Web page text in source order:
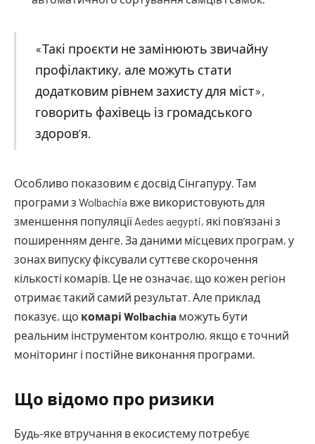
«Такі проєкти не замінюють звичайну
профілактику, але можуть стати
додатковим рівнем захисту для міст»,
говорить фахівець із громадського
здоров’я.
Особливо показовим є досвід Сінгапуру. Там
програми з Wolbachia вже використовують для
зменшення популяції Aedes aegypti, які пов’язані з
поширенням денге. За даними місцевих програм, у
зонах випуску фіксували суттєве скорочення
кількості комарів. Це не означає, що кожен регіон
отримає такий самий результат. Але приклад
показує, що комарі Wolbachia можуть бути
реальним інструментом контролю, якщо є точний
моніторинг і постійне виконання програми.
Що відомо про ризики
Будь-яке втручання в екосистему потребує